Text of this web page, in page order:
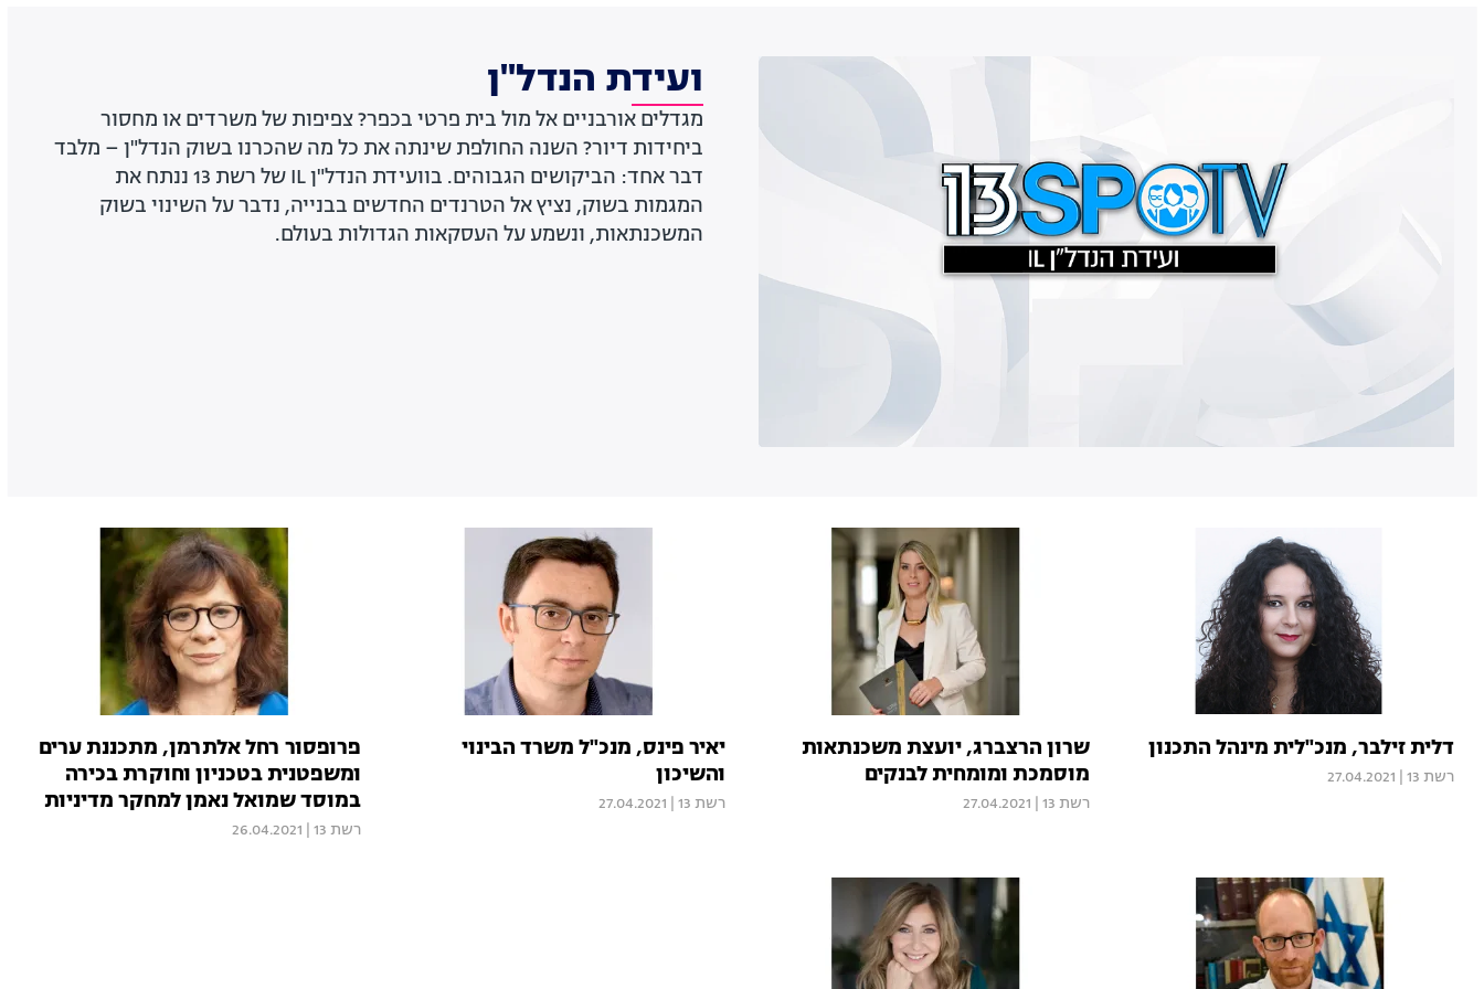
ועידת הנדל"ן
מגדלים אורבניים אל מול בית פרטי בכפר? צפיפות של משרדים או מחסור
ביחידות דיור? השנה החולפת שינתה את כל מה שהכרנו בשוק הנדל"ן – מלבד
דבר אחד: הביקושים הגבוהים. בוועידת הנדל"ן IL של רשת 13 ננתח את
המגמות בשוק, נציץ אל הטרנדים החדשים בבנייה, נדבר על השינוי בשוק
המשכנתאות, ונשמע על העסקאות הגדולות בעולם.
דלית זילבר, מנכ"לית מינהל התכנון
רשת 13 27.04.2021
שרון הרצברג, יועצת משכנתאות
מוסמכת ומומחית לבנקים
רשת 13 27.04.2021
יאיר פינס, מנכ"ל משרד הבינוי
והשיכון
רשת 13 27.04.2021
פרופסור רחל אלתרמן, מתכננת ערים
ומשפטנית בטכניון וחוקרת בכירה
במוסד שמואל נאמן למחקר מדיניות
לאומית
רשת 13 26.04.2021